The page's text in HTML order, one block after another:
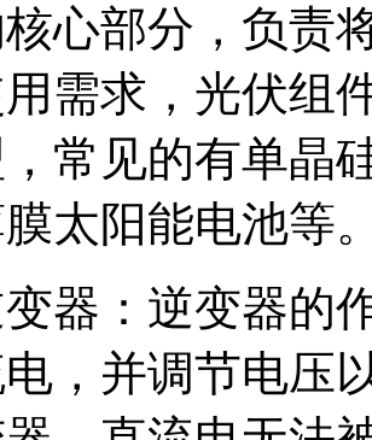
心部分，负责
需求，光伏组
常见的有单晶
太阳能电池等
器：逆变器的
，并调节电压